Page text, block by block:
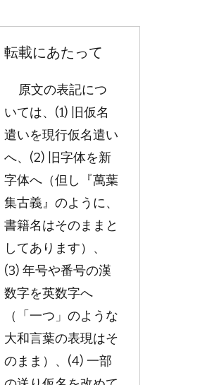
転載にあたって
原文の表記につ
いては、(1) 旧仮名
遣いを現行仮名遣い
へ、(2) 旧字体を新
字体へ（但し『萬葉
集古義』のように、
書籍名はそのままと
してあります）、
(3) 年号や番号の漢
数字を英数字へ
（「一つ」のような
大和言葉の表現はそ
のまま）、(4) 一部